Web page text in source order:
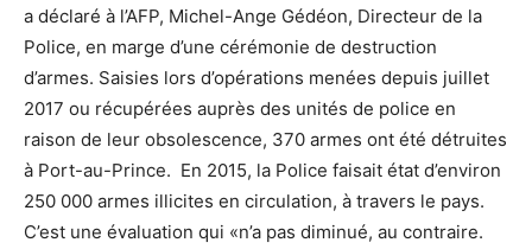
a déclaré à l’AFP, Michel-Ange Gédéon, Directeur de la
Police, en marge d’une cérémonie de destruction
d’armes. Saisies lors d’opérations menées depuis juillet
2017 ou récupérées auprès des unités de police en
raison de leur obsolescence, 370 armes ont été détruites
à Port-au-Prince. En 2015, la Police faisait état d’environ
250 000 armes illicites en circulation, à travers le pays.
C’est une évaluation qui «n’a pas diminué, au contraire.